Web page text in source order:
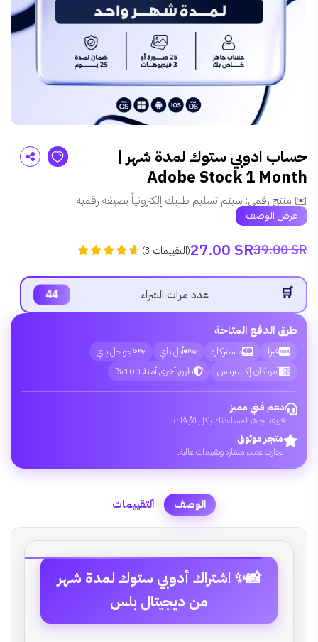
حساب ادوبي ستوك لمدة شهر |
Adobe Stock 1 Month
✉️ منتج رقمي: سيتم تسليم طلبك إلكترونياً بصيغة رقمية
عرض الوصف
39.00 SR
27.00 SR
(3 التقييمات)
عدد مرات الشراء 44
طرق الدفع المتاحة
فيزا ماستركارد أبل باي
جوجل باي
أمريكان إكسبريس
طرق أخرى آمنة 100%
دعم فني مميز
فريقنا جاهز لمساعدتك بكل الأوقات.
متجر موثوق
تجارب عملاء ممتازة وتقييمات عالية.
الوصف التقييمات
📸✨ اشتراك أدوبي ستوك لمدة شهر
من ديجيتال بلس